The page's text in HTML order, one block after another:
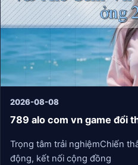
2026-08-08
789 alo com vn game đổi
Trọng tâm trải nghiệmChiến
động, kết nối cộng đồng